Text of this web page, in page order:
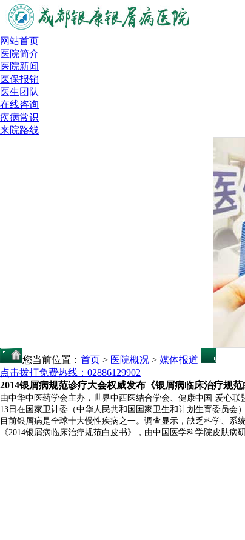
网站首页
医院简介
医院新闻
医保报销
医生团队
在线咨询
疾病常识
来院路线
您当前位置： 首页 > 医院概况 > 媒体报道
点击拨打免费热线：02886129902
2014银屑病规范诊疗大会权威发布《银屑病临床治疗规范
由中华中医药学会主办，世界中西医结合学会、健康中国·爱心
13日在国家卫计委（中华人民共和国国家卫生和计划生育委员会）
目前银屑病是全球十大慢性疾病之一。调查显示，缺乏科学、系
《2014银屑病临床治疗规范白皮书》，由中国医学科学院皮肤